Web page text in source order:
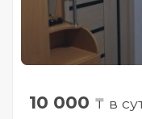
10 000 ₸ в